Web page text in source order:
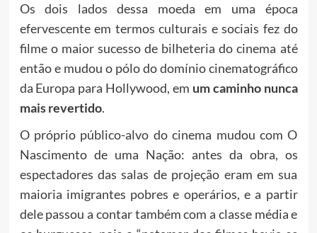
Os dois lados dessa moeda em uma época
efervescente em termos culturais e sociais fez do
filme o maior sucesso de bilheteria do cinema até
então e mudou o pólo do domínio cinematográfico
da Europa para Hollywood, em um caminho nunca
mais revertido.
O próprio público-alvo do cinema mudou com O
Nascimento de uma Nação: antes da obra, os
espectadores das salas de projeção eram em sua
maioria imigrantes pobres e operários, e a partir
dele passou a contar também com a classe média e